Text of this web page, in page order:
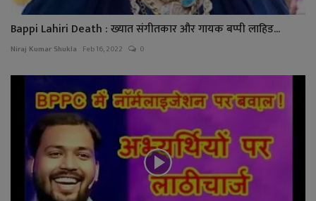
Bappi Lahiri Death : ख्यात संगीतकार और गायक बप्पी लाहिड...
Niraj Kumar Shukla Feb 16, 2022 0